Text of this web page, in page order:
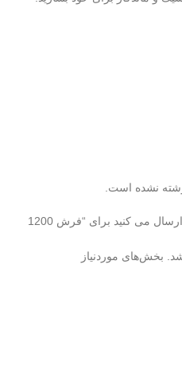
نشده است.
اولین نفری باشید که دیدگاهی را ارسال می کنید برای “فرش 1200
بخش‌های موردنیاز